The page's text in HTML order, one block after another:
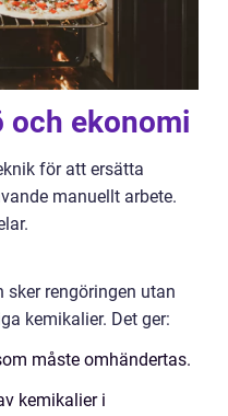
och ekonomi
för att ersätta
manuellt arbete.
sker rengöringen utan
kemikalier. Det ger:
måste omhändertas.
kemikalier i